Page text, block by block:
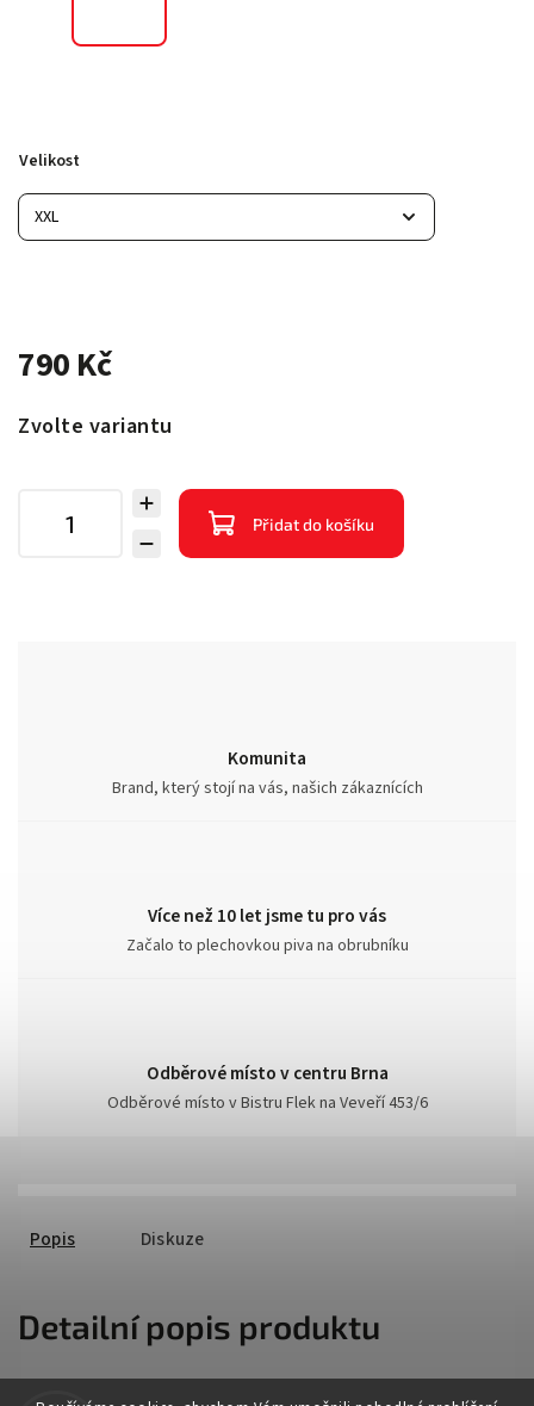
Velikost
790 Kč
Zvolte variantu
Přidat do košíku
Komunita
Brand, který stojí na vás, našich zákaznících
Více než 10 let jsme tu pro vás
Začalo to plechovkou piva na obrubníku
Odběrové místo v centru Brna
Odběrové místo v Bistru Flek na Veveří 453/6
Popis Diskuze
Detailní popis produktu